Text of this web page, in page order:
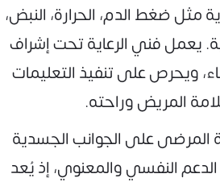
مثل ضغط الدم، الحرارة، النبض،
يعمل فني الرعاية تحت إشراف
ويحرص على تنفيذ التعليمات
المريض وراحته.
المرضى على الجوانب الجسدية
النفسي والمعنوي، إذ يُعد